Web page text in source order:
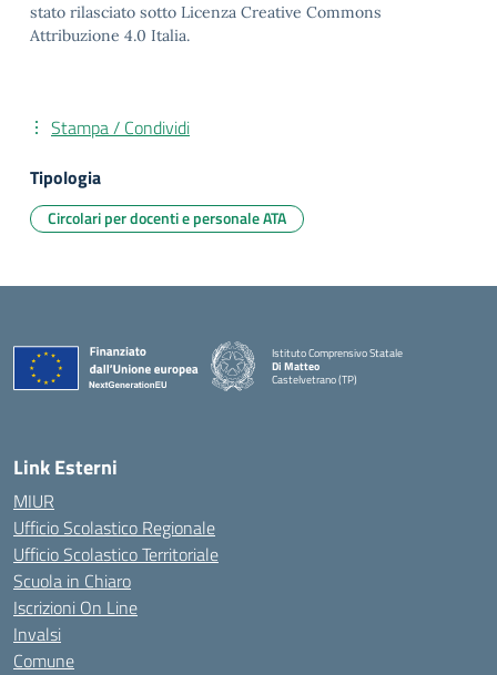
stato rilasciato sotto Licenza Creative Commons
Attribuzione 4.0 Italia.
Stampa / Condividi
Tipologia
Circolari per docenti e personale ATA
Istituto Comprensivo Statale
Di Matteo
Castelvetrano (TP)
Link Esterni
MIUR
Ufficio Scolastico Regionale
Ufficio Scolastico Territoriale
Scuola in Chiaro
Iscrizioni On Line
Invalsi
Comune